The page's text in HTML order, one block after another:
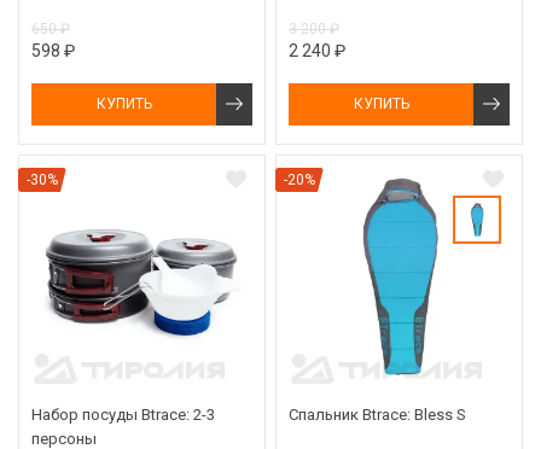
650 ₽
598 ₽
КУПИТЬ
3 200 ₽
2 240 ₽
КУПИТЬ
-30%
Набор посуды Btrace: 2-3
персоны
-20%
Спальник Btrace: Bless S